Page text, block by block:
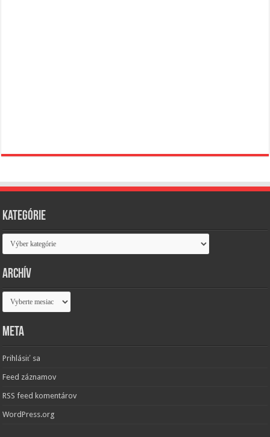
Kategórie
Kategórie
Archív
Archív
Meta
Prihlásiť sa
Feed záznamov
RSS feed komentárov
WordPress.org